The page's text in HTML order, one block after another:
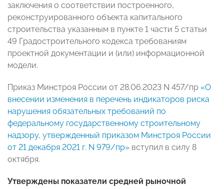
заключения о соответствии построенного,
реконструированного объекта капитального
строительства указанным в пункте 1 части 5 статьи
49 Градостроительного кодекса требованиям
проектной документации и (или) информационной
модели.
Приказ Минстроя России от 28.06.2023 N 457/пр «О
внесении изменения в перечень индикаторов риска
нарушения обязательных требований по
федеральному государственному строительному
надзору, утвержденный приказом Минстроя России
от 21 декабря 2021 г. N 979/пр» вступил в силу 8
октября.
Утверждены показатели средней рыночной